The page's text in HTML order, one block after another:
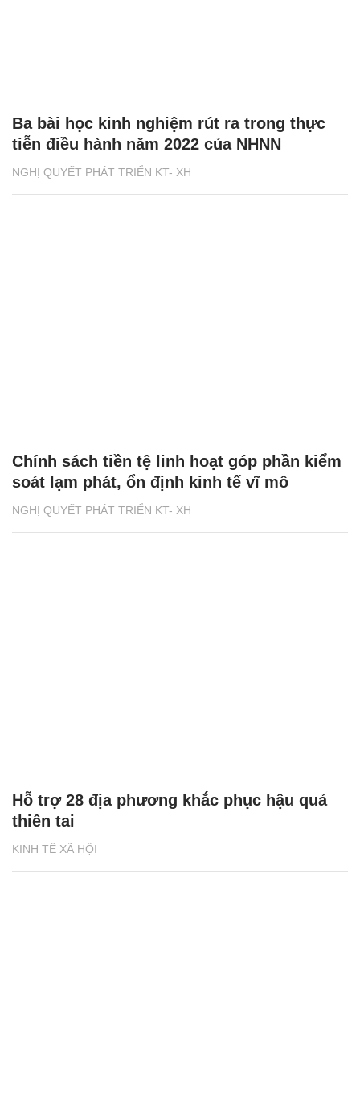
NGHỊ QUYẾT PHÁT TRIỂN KT- XH
Ba bài học kinh nghiệm rút ra trong thực
tiễn điều hành năm 2022 của NHNN
NGHỊ QUYẾT PHÁT TRIỂN KT- XH
Chính sách tiền tệ linh hoạt góp phần kiểm
soát lạm phát, ổn định kinh tế vĩ mô
KINH TẾ XÃ HỘI
Hỗ trợ 28 địa phương khắc phục hậu quả
thiên tai